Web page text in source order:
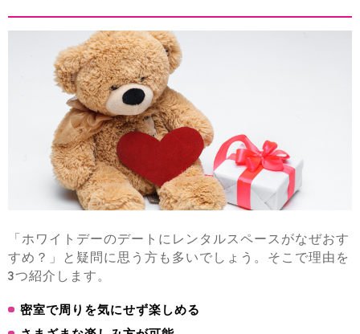
「ホワイトデーのデートにレンタルスペースがなぜおす
すめ？」と疑問に思う方も多いでしょう。そこで理由を
3つ紹介します。
密室で周りを気にせず楽しめる